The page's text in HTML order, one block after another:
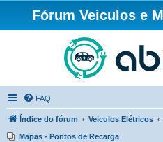
Fórum Veiculos e
FAQ
Índice do fórum Veiculos Elétricos
Mapas - Pontos de Recarga